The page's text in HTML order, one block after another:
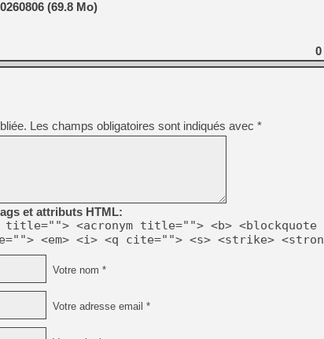
(69.8 Mo)
0
Les champs obligatoires sont indiqués avec *
et attributs HTML:
<acronym title=""> <b> <blockquote
<em> <i> <q cite=""> <s> <strike>
Votre nom *
Votre adresse email *